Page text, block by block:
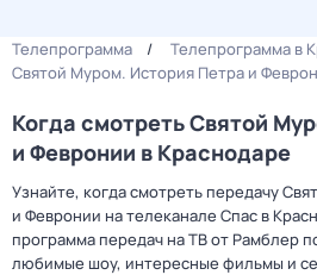
Телепрограмма Телепрограмма в
Святой Муром. История Петра и
Когда смотреть Святой
и Февронии в Краснодаре
Узнайте, когда смотреть передачу
и Февронии на телеканале Спас в
программа передач на ТВ от Рамблер
любимые шоу, интересные фильмы и